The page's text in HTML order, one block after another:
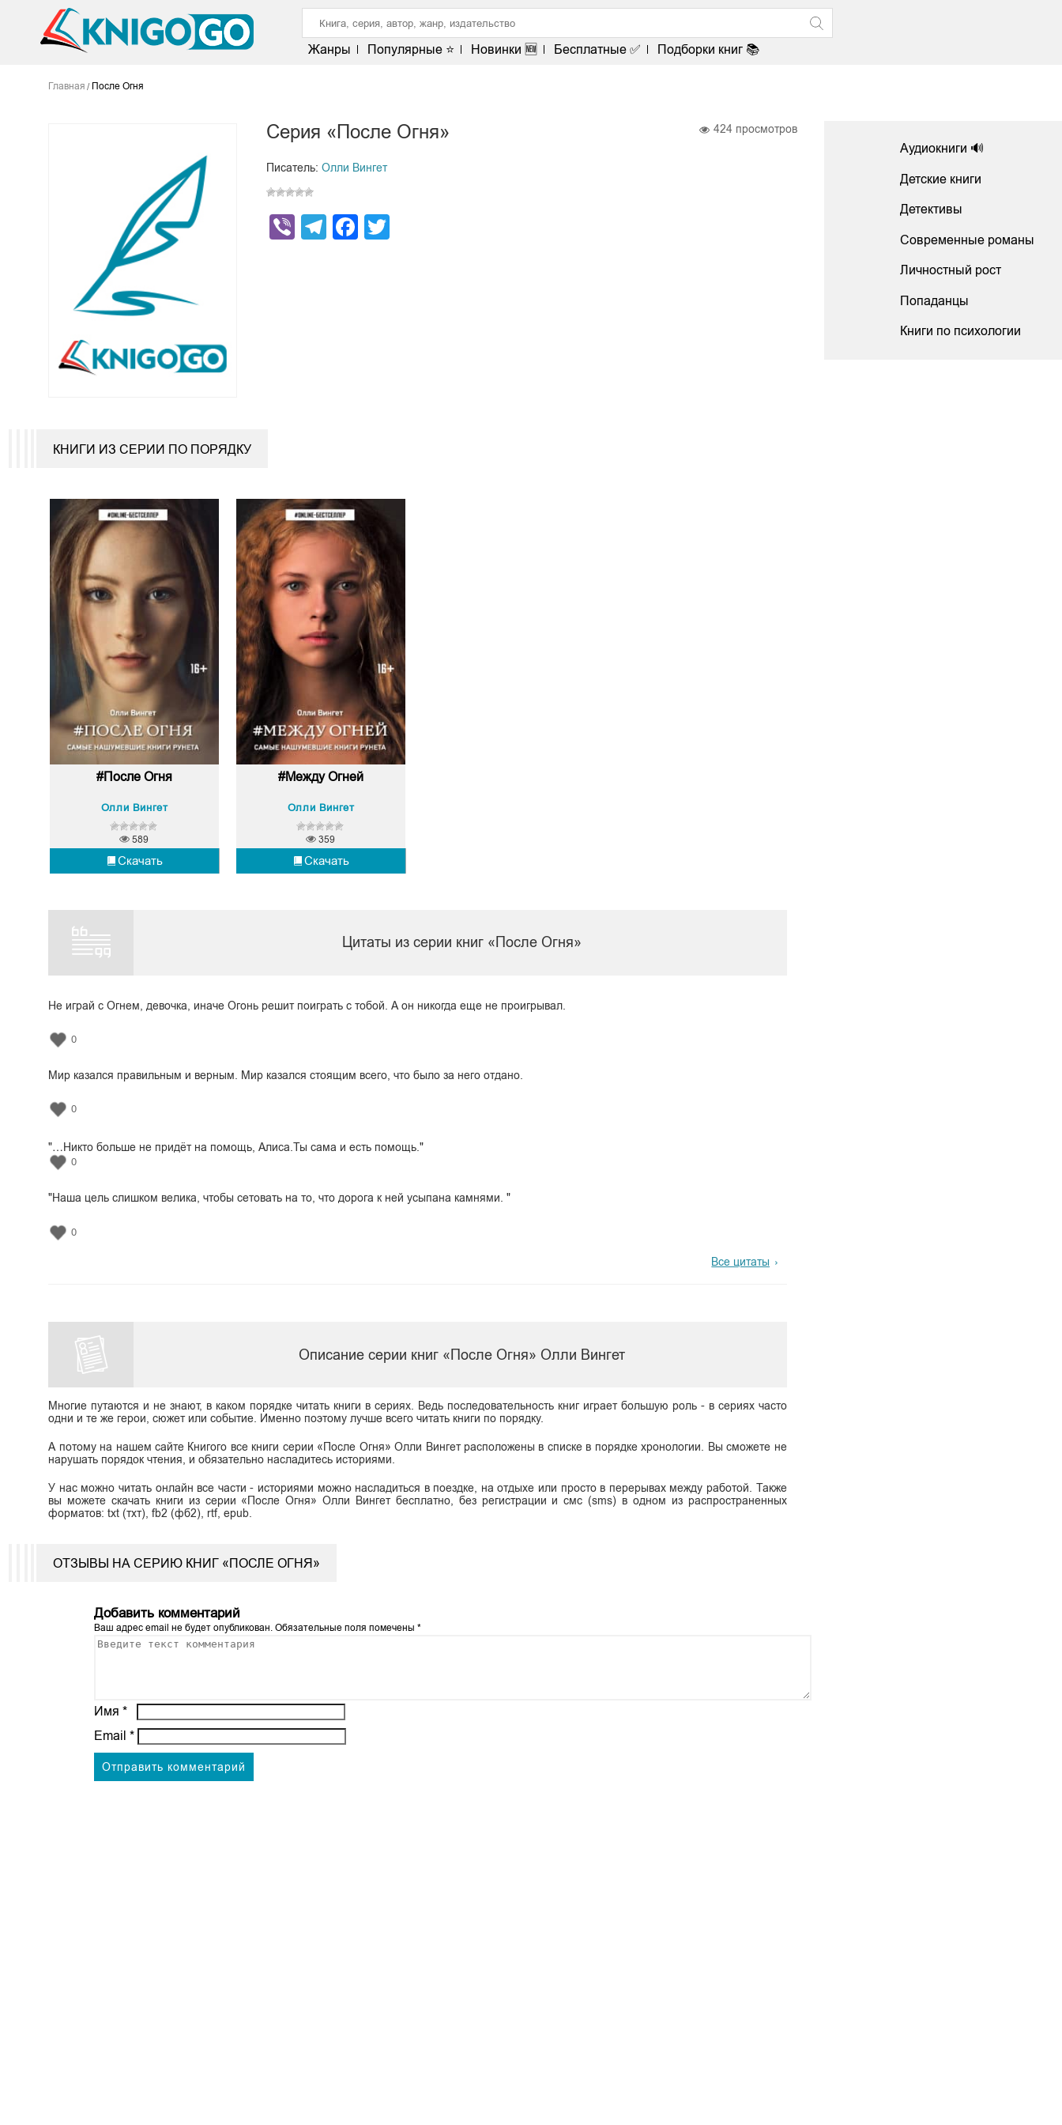
Жанры Популярные ⭐ Новинки 🆕 Бесплатные ✅ Подборки книг 📚
Главная После Огня
Серия «После Огня»
Писатель: Олли Вингет
ViberTelegram
Facebook
424 просмотров
КНИГИ ИЗ СЕРИИ ПО ПОРЯДКУ
#После Огня
Олли Вингет
Скачать
589
#Между Огней
Олли Вингет
Скачать
359
Цитаты из серии книг «После Огня»
Не играй с Огнем, девочка, иначе Огонь решит поиграть с тобой. А он никогда еще не проигрывал.
0
Мир казался правильным и верным. Мир казался стоящим всего, что было за него отдано.
0
"…Никто больше не придёт на помощь, Алиса.Ты сама и есть помощь."
0
"Наша цель слишком велика, чтобы сетовать на то, что дорога к ней усыпана камнями. "
0
Все цитаты
Описание серии книг «После Огня» Олли Вингет
Многие путаются и не знают, в каком порядке читать книги в сериях. Ведь последовательность книг играет большую роль - в сериях часто
одни и те же герои, сюжет или событие. Именно поэтому лучше всего читать книги по порядку.
А потому на нашем сайте Книгого все книги серии «После Огня» Олли Вингет расположены в списке в порядке хронологии. Вы сможете не
нарушать порядок чтения, и обязательно насладитесь историями.
У нас можно читать онлайн все части - историями можно насладиться в поездке, на отдыхе или просто в перерывах между работой. Также
вы можете скачать книги из серии «После Огня» Олли Вингет бесплатно, без регистрации и смс (sms) в одном из распространенных
форматов: txt (тхт), fb2 (фб2), rtf, epub.
ОТЗЫВЫ НА СЕРИЮ КНИГ «ПОСЛЕ ОГНЯ»
Добавить комментарий
Ваш адрес email не будет опубликован. Обязательные поля помечены*
Имя*
Email*
Аудиокниги 🔊
Детские книги
Детективы
Современные романы
Личностный рост
Попаданцы
Книги по психологии